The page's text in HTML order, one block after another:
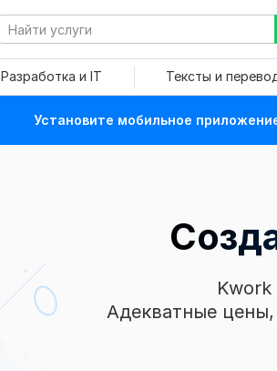
Разработка и IT Тексты и
Установите мобильное
Адекватные цены,